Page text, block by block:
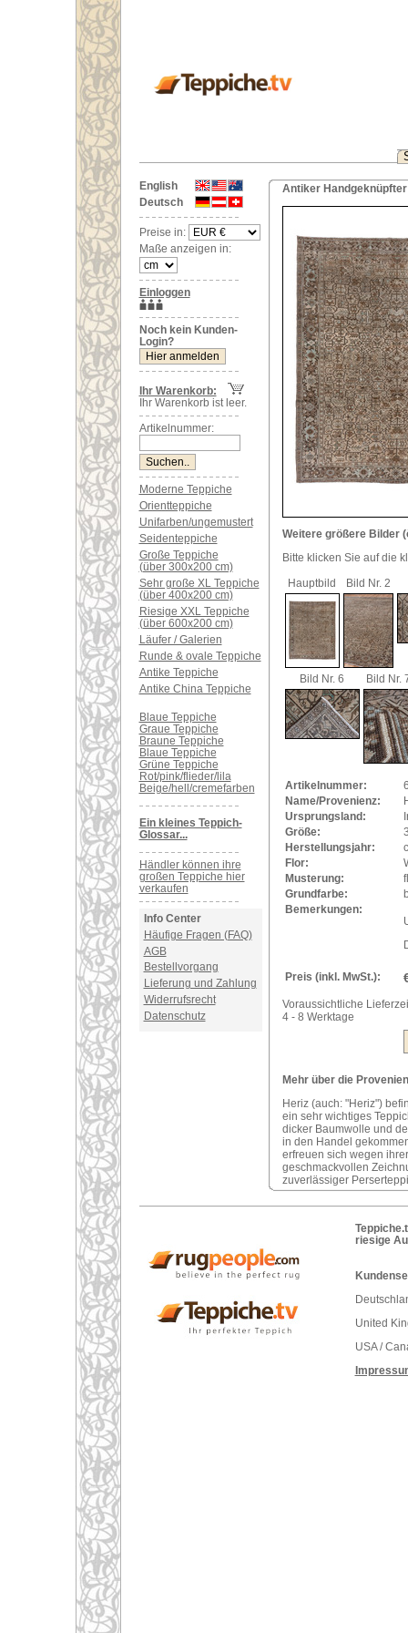
English
Deutsch
Preise in:
Maße anzeigen in:
Einloggen
Noch kein Kunden-
Login?
Ihr Warenkorb:
Ihr Warenkorb ist leer.
Artikelnummer:
Moderne Teppiche
Orientteppiche
Unifarben/ungemustert
Seidenteppiche
Große Teppiche
(über 300x200 cm)
Sehr große XL Teppiche
(über 400x200 cm)
Riesige XXL Teppiche
(über 600x200 cm)
Läufer / Galerien
Runde & ovale Teppiche
Antike Teppiche
Antike China Teppiche
Blaue Teppiche
Graue Teppiche
Braune Teppiche
Blaue Teppiche
Grüne Teppiche
Rot/pink/flieder/lila
Beige/hell/cremefarben
Ein kleines Teppich-
Glossar...
Händler können ihre
großen Teppiche hier
verkaufen
Info Center
Häufige Fragen (FAQ)
AGB
Bestellvorgang
Lieferung und Zahlung
Widerrufsrecht
Datenschutz
Antiker
Weitere größere Bilder
Bitte klicken Sie auf die
Hauptbild
Bild Nr. 2
Bild Nr. 6 Bild Nr.
Artikelnummer:
Name/Provenienz:
Ursprungsland:
Größe:
Herstellungsjahr:
Flor:
Musterung:
Grundfarbe:
Bemerkungen:
Preis (inkl. MwSt.):
Voraussichtliche
4 - 8 Werktage
Mehr über die
Heriz (auch: "Heriz")
ein sehr wichtiges
dicker Baumwolle und
in den Handel
erfreuen sich wegen
geschmackvollen
zuverlässiger
riesige
United
USA /